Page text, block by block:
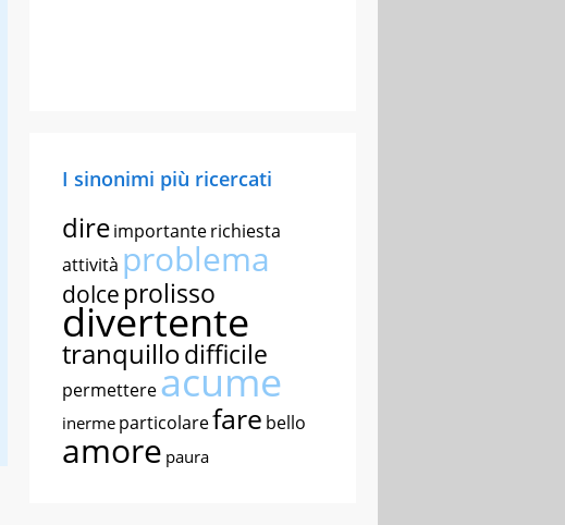
I sinonimi più ricercati
direimportanterichiesta
attività problema
dolce prolisso
divertente
tranquillodifficile
permettereacume
inerme particolarefare bello
amore paura